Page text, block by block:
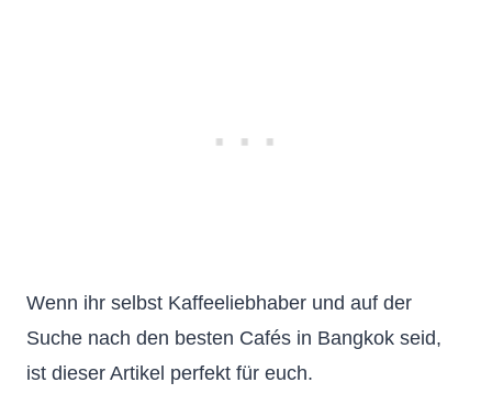
Wenn ihr selbst Kaffeeliebhaber und auf der
Suche nach den besten Cafés in Bangkok seid,
ist dieser Artikel perfekt für euch.